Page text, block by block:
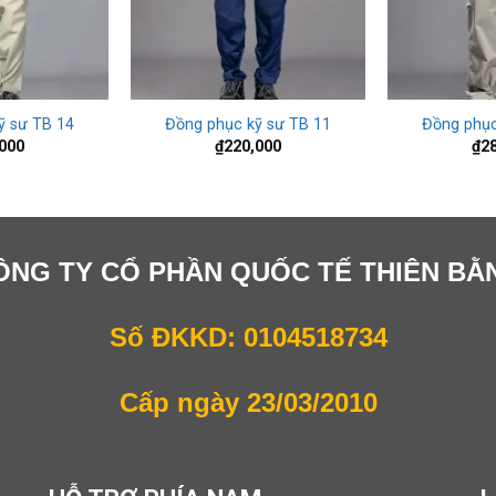
sư TB 14
Đồng phục kỹ sư TB 11
₫220,000
Đồng
₫
TY CỔ PHẦN QUỐC TẾ THIÊN
Số ĐKKD: 0104518734
Cấp ngày 23/03/2010